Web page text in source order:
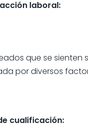
laboral:
que se
por diversos
cualificación: